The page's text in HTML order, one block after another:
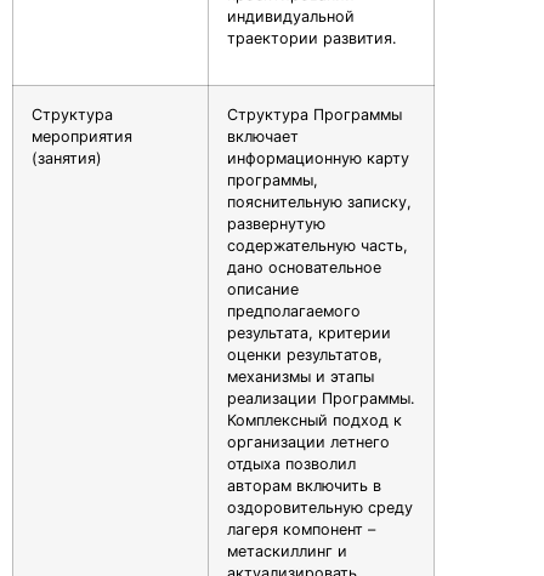
индивидуальной
траектории развития.
Структура
мероприятия
(занятия)
Структура Программы
включает
информационную карту
программы,
пояснительную записку,
развернутую
содержательную часть,
дано основательное
описание
предполагаемого
результата, критерии
оценки результатов,
механизмы и этапы
реализации Программы.
Комплексный подход к
организации летнего
отдыха позволил
авторам включить в
оздоровительную среду
лагеря компонент –
метаскиллинг и